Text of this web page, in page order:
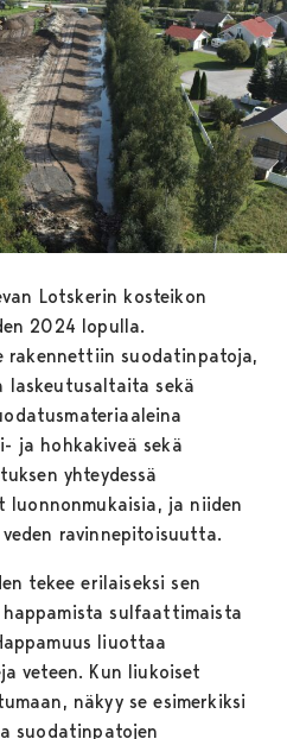
Lotskerin kosteikon
2024 lopulla.
rakennettiin suodatinpatoja,
laskeutusaltaita sekä
ja hohkakiveä sekä
yhteydessä
ja niiden
ravinnepitoisuutta.
tekee erilaiseksi sen
sulfaattimaista
liuottaa
veteen. Kun liukoiset
näkyy se esimerkiksi
suodatinpatojen